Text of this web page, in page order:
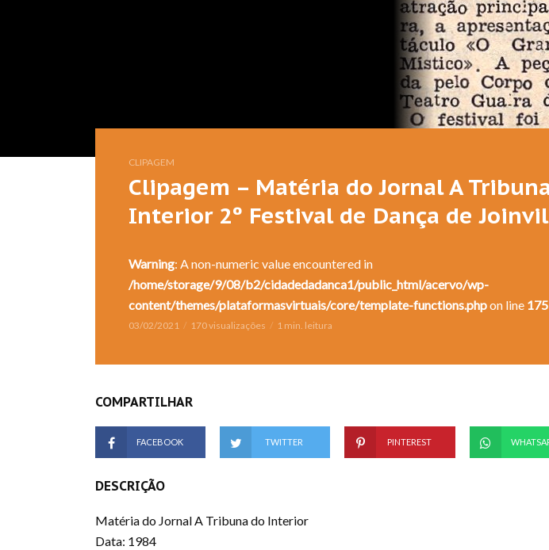
CLIPAGEM
Clipagem – Matéria do Jornal A
Interior 2º Festival de Dança de
Warning: A non-numeric value encountered in
/home/storage/9/08/b2/cidadedadanca1/public_html/acervo/wp-
content/themes/plataformasvirtuais/core/template-functions.phpon line 175
03/02/2021 170 visualizações 1 min. leitura
COMPARTILHAR
FACEBOOK TWITTER PINTEREST
DESCRIÇÃO
Matéria do Jornal A Tribuna do Interior
Data: 1984